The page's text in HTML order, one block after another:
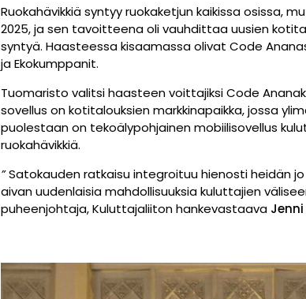
Ruokahävikkiä syntyy ruokaketjun kaikissa osissa,
2025, ja sen tavoitteena oli vauhdittaa uusien
syntyä. Haasteessa kisaamassa olivat Code
ja Ekokumppanit.
Tuomaristo valitsi haasteen voittajiksi Code
sovellus on kotitalouksien markkinapaikka, jossa
puolestaan on tekoälypohjainen mobiilisovellus
ruokahävikkiä.
”Satokauden ratkaisu integroituu hienosti heidän
aivan uudenlaisia mahdollisuuksia kuluttajien
puheenjohtaja, Kuluttajaliiton hankevastaava